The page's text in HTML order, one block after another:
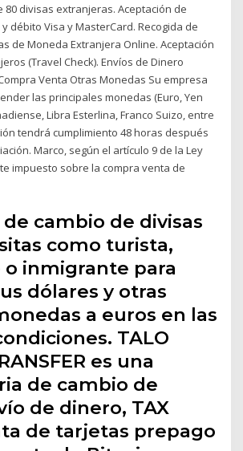
80 divisas extranjeras. Aceptación de
débito Visa y MasterCard. Recogida de
de Moneda Extranjera Online. Aceptación
(Travel Check). Envíos de Dinero
Venta Otras Monedas Su empresa
las principales monedas (Euro, Yen
Libra Esterlina, Franco Suizo, entre
tendrá cumplimiento 48 horas después
Marco, según el artículo 9 de la Ley
impuesto sobre la compra venta de
cambio de divisas
como turista,
inmigrante para
dólares y otras
a euros en las
TALO
es una
de cambio de
de dinero, TAX
de tarjetas prepago